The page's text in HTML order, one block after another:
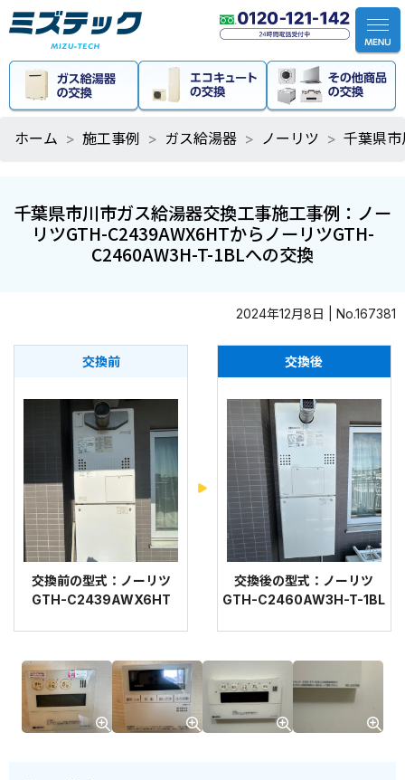
ホーム 施工事例 ガス給湯器 ノーリツ 千葉県
千葉県市川市ガス給湯器交換工事施工事例：ノー
リツGTH-C2439AWX6HTからノーリツGTH-
C2460AW3H-T-1BLへの交換
2024年12月8日 | No.167381
交換前
交換前の型式：ノーリツ
GTH-C2439AWX6HT
交換後
交換後の型式：ノーリツ
GTH-C2460AW3H-T-1BL